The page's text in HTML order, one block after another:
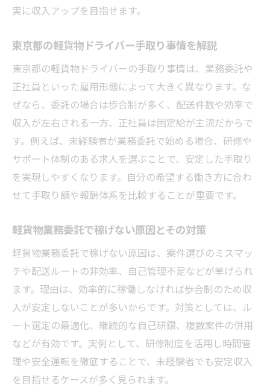
実に収入アップを目指せます。
東京都の軽貨物ドライバー手取り事情を解説
東京都の軽貨物ドライバーの手取り事情は、業務委託や
正社員といった雇用形態によって大きく異なります。な
ぜなら、委託の場合は歩合制が多く、配送件数や効率で
収入が左右される一方、正社員は固定給が主流だからで
す。例えば、未経験者が業務委託で始める場合、研修や
サポート体制のある求人を選ぶことで、安定した手取り
を実現しやすくなります。自分の希望する働き方に合わ
せて手取り額や報酬体系を比較することが重要です。
軽貨物業務委託で稼げない原因とその対策
軽貨物業務委託で稼げない原因は、案件選びのミスマッ
チや配送ルートの非効率、自己管理不足などが挙げられ
ます。理由は、効率的に稼働しなければ歩合制のため収
入が安定しないことが多いからです。対策としては、ル
ート選定の最適化、継続的な自己研鑽、複数案件の併用
などが有効です。実例として、研修制度を活用し時間管
理や安全運転を徹底することで、未経験者でも安定収入
を目指せるケースが多く見られます。